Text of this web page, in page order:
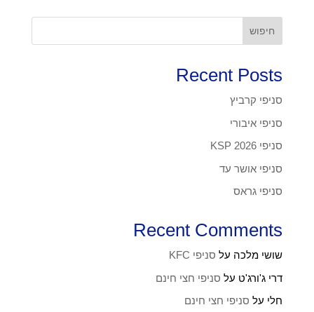
חיפוש
Recent Posts
סניפי קרביץ
סניפי איבורי
סניפי KSP 2026
סניפי אושר עד
סניפי גראס
Recent Comments
שושי מלכה על סניפי KFC
דרי ג'ורג'ט על סניפי חצי חינם
חלי על סניפי חצי חינם